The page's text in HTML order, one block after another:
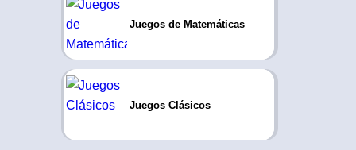
Juegos de Matemáticas
Juegos Clásicos